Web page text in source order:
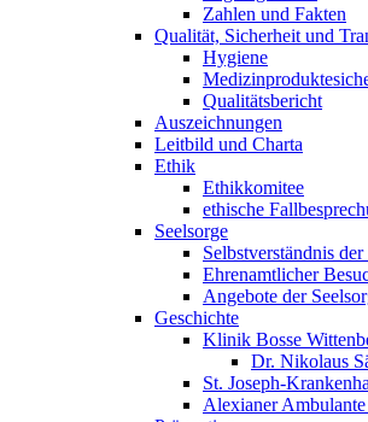
Zahlen und Fakten
Qualität, Sicherheit und
Hygiene
Qualitätsbericht
Auszeichnungen
Leitbild und Charta
Ethik
Ethikkomitee
ethische
Seelsorge
Selbstverständnis der
Ehrenamtlicher
Angebote der
Geschichte
Klinik Bosse
Dr. Nikolaus
St. Joseph-
Alexianer